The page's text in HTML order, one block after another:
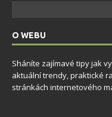
O WEBU
Sháníte zajímavé tipy jak
aktuální trendy, praktické
stránkách internetového